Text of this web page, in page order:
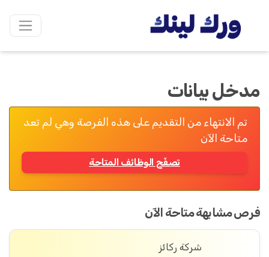
مدخل بيانات
تم الانتهاء من التقديم على هذه الفرصة وهي لم تعد
متاحة الآن
تصفّح الوظائف المتاحة
فرص مشابهة متاحة الآن
شركة ركائز